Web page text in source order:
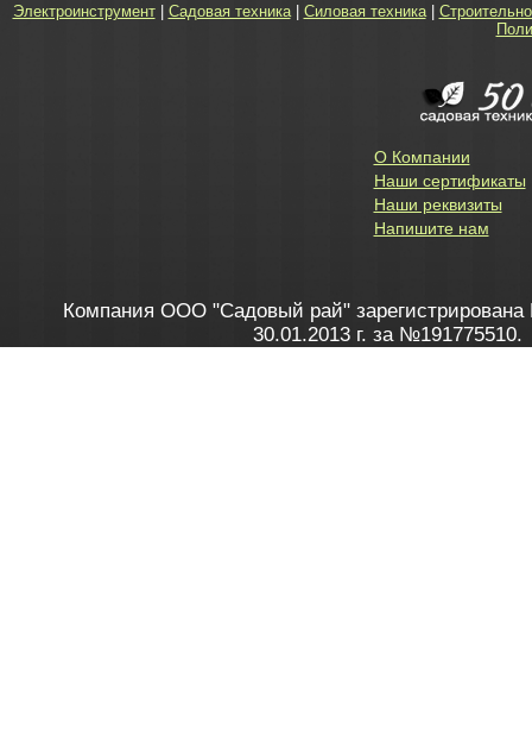
Электроинструмент| Садовая техника| Силовая техника|
О Компании
Наши сертификаты
Наши реквизиты
Напишите нам
Компания ООО "Садовый рай" зарегистрирована
30.01.2013 г. за №191775510.